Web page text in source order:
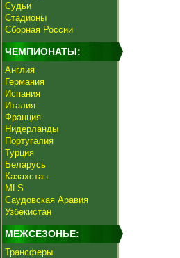
Судьи
Стадионы
Сборная России
ЧЕМПИОНАТЫ:
Англия
Германия
Испания
Италия
Франция
Нидерланды
Португалия
Турция
Беларусь
Казахстан
MLS
Саудовская Аравия
Узбекистан
МЕЖСЕЗОНЬЕ:
Трансферы